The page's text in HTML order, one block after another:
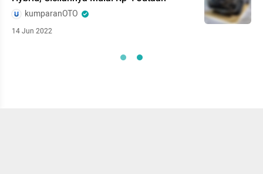
kumparanOTO
14 Jun 2022